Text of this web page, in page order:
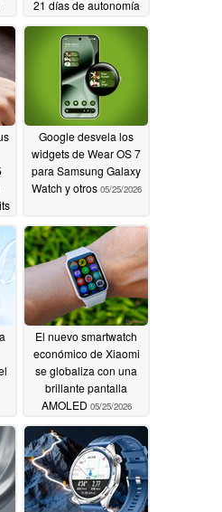
21 días de autonomía
05/26/2026
Google desvela los
widgets de Wear OS 7
para Samsung Galaxy
Watch y otros 05/25/2026
El nuevo smartwatch
económico de Xiaomi
se globaliza con una
brillante pantalla
AMOLED 05/25/2026